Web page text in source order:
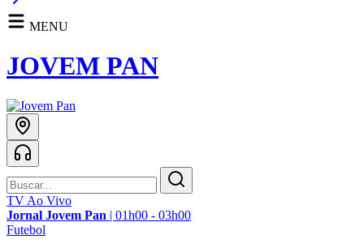
MENU
JOVEM PAN
TV Ao Vivo
Jornal Jovem Pan | 01h00 - 03h00
Futebol